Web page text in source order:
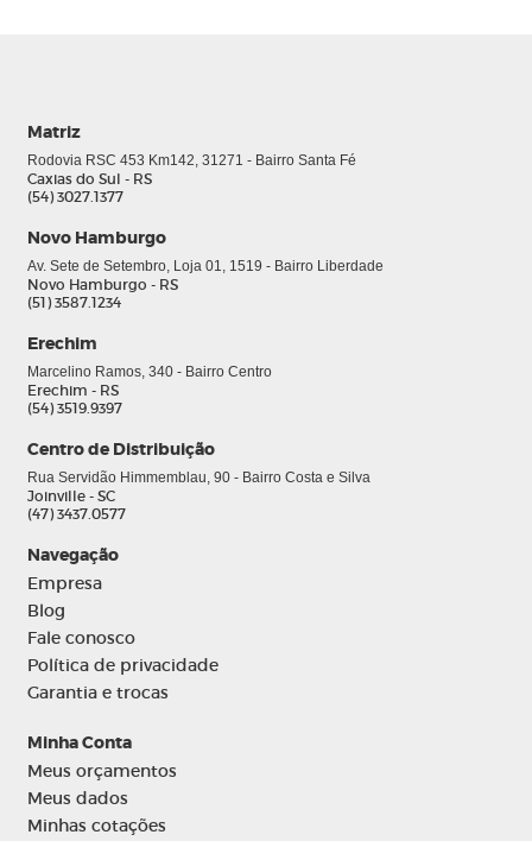
Matriz
Rodovia RSC 453 Km142, 31271 - Bairro Santa Fé
Caxias do Sul - RS
(54) 3027.1377
Novo Hamburgo
Av. Sete de Setembro, Loja 01, 1519 - Bairro Liberdade
Novo Hamburgo - RS
(51) 3587.1234
Erechim
Marcelino Ramos, 340 - Bairro Centro
Erechim - RS
(54) 3519.9397
Centro de Distribuição
Rua Servidão Himmemblau, 90 - Bairro Costa e Silva
Joinville - SC
(47) 3437.0577
Navegação
Empresa
Blog
Fale conosco
Política de privacidade
Garantia e trocas
Minha Conta
Meus orçamentos
Meus dados
Minhas cotações